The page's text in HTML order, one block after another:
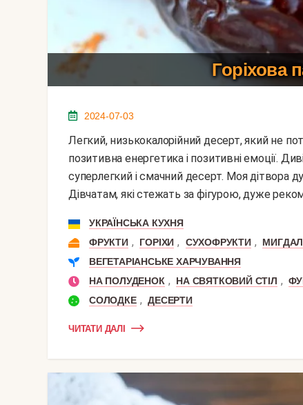
Горіхова
2024-07-03
Легкий, низькокалорійний десерт, який не потрібно запікати. У приготуванні точно задіюється
позитивна енергетика і позитивні емоції.
суперлегкий і смачний десерт. Моя дітвора
Дівчатам, які стежать за фігурою, дуже
УКРАЇНСЬКА КУХНЯ
ФРУКТИ , ГОРІХИ , СУХОФРУКТИ ,
ВЕГЕТАРІАНСЬКЕ ХАРЧУВАННЯ
НА ПОЛУДЕНОК , НА СВЯТКОВИЙ СТІЛ ,
СОЛОДКЕ , ДЕСЕРТИ
ЧИТАТИ ДАЛІ